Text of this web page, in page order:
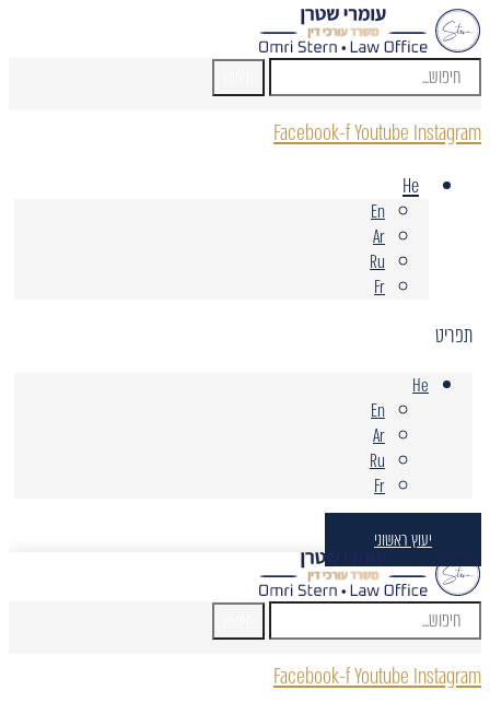
Facebook-fYoutube Instagram
He
En
Ar
Ru
Fr
תפריט
He
En
Ar
Ru
Fr
יעוץ ראשוני
Facebook-fYoutube Instagram